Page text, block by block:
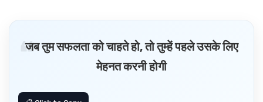
जब तुम सफलता को चाहते हो, तो तुम्हें पहले उसके लिए
मेहनत करनी होगी